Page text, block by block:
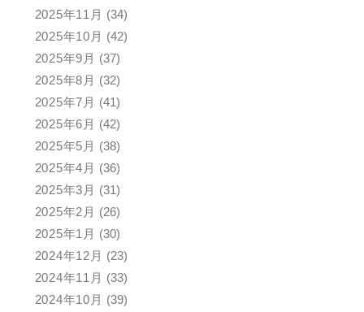
2025年11月 (34)
2025年10月 (42)
2025年9月 (37)
2025年8月 (32)
2025年7月 (41)
2025年6月 (42)
2025年5月 (38)
2025年4月 (36)
2025年3月 (31)
2025年2月 (26)
2025年1月 (30)
2024年12月 (23)
2024年11月 (33)
2024年10月 (39)